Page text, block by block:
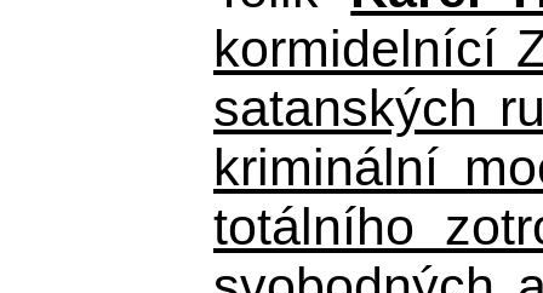
kormidelnící
satanských
kriminální
totálního